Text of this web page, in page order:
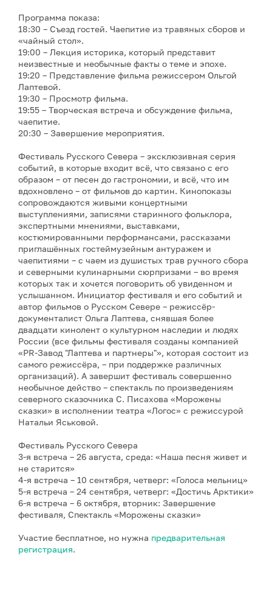
Программа показа:
18:30 – Съезд гостей. Чаепитие из травяных сборов и
«чайный стол».
19:00 – Лекция историка, который представит
неизвестные и необычные факты о теме и эпохе.
19:20 – Представление фильма режиссером Ольгой
Лаптевой.
19:30 – Просмотр фильма.
19:55 – Творческая встреча и обсуждение фильма,
чаепитие.
20:30 – Завершение мероприятия.
Фестиваль Русского Севера – эксклюзивная серия
событий, в которые входит всё, что связано с его
образом – от песен до гастрономии, и всё, что им
вдохновлено – от фильмов до картин. Кинопоказы
сопровождаются живыми концертными
выступлениями, записями старинного фольклора,
экспертными мнениями, выставками,
костюмированными перформансами, рассказами
приглашённых гостеймузейным антуражем и
чаепитиями – с чаем из душистых трав ручного сбора
и северными кулинарными сюрпризами – во время
которых так и хочется поговорить об увиденном и
услышанном. Инициатор фестиваля и его событий и
автор фильмов о Русском Севере – режиссёр-
документалист Ольга Лаптева, снявшая более
двадцати кинолент о культурном наследии и людях
России (все фильмы фестиваля созданы компанией
«PR-Завод "Лаптева и партнеры"», которая состоит из
самого режиссёра, – при поддержке различных
организаций). А завершит фестиваль совершенно
необычное действо – спектакль по произведениям
северного сказочника С. Писахова «Морожены
сказки» в исполнении театра «Логос» с режиссурой
Натальи Яськовой.
Фестиваль Русского Севера
3-я встреча – 26 августа, среда: «Наша песня живет и
не старится»
4-я встреча – 10 сентября, четверг: «Голоса мельниц»
5-я встреча – 24 сентября, четверг: «Достичь Арктики»
6-я встреча – 6 октября, вторник: Завершение
фестиваля, Спектакль «Морожены сказки»
Участие бесплатное, но нужна предварительная
регистрация.